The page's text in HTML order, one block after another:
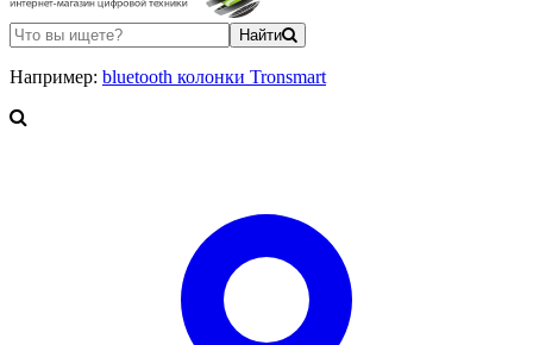
Найти
Например: bluetooth колонки Tronsmart